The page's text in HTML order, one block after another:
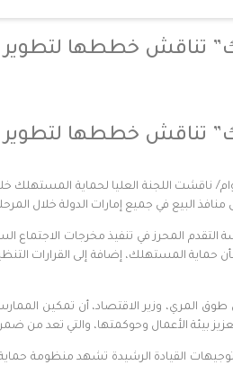
تناقش خططها لتطوير
تناقش خططها لتطوير
25 أكتوبر/ وام/ ناقشت اللجنة العليا لحماية
منافذ البيع في جميع إمارات الدولة خلال
طوق المري، وزير الاقتصاد، أن تمكين
بيئة الأعمال وحوكمتها، والتي تعد من ضمن
القيادة الرشيدة تشهد منظومة